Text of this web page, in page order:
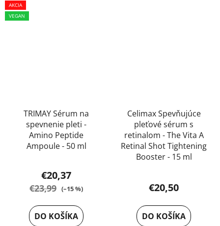
AKCIA
VEGAN
TRIMAY Sérum na
spevnenie pleti -
Amino Peptide
Ampoule - 50 ml
hodnotenie
produktu
je
5,0
€20,37
€23,99 (–15 %)
DO KOŠÍKA
Celimax Spevňujúce
pleťové sérum s
retinalom - The Vita A
Retinal Shot Tightening
Booster - 15 ml
€20,50
DO KOŠÍKA